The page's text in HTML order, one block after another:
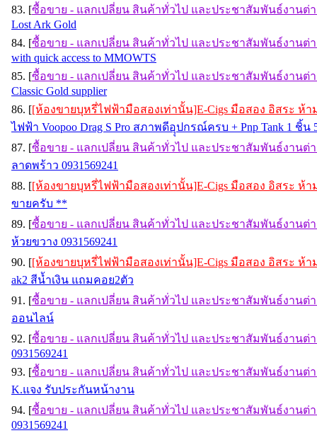
83. [ซื้อขาย - แลกเปลี่ยน สินค้าทั่วไป และประชาสัมพันธ์งานต่า
Lost Ark Gold
84. [ซื้อขาย - แลกเปลี่ยน สินค้าทั่วไป และประชาสัมพันธ์งานต่า
with quick access to MMOWTS
85. [ซื้อขาย - แลกเปลี่ยน สินค้าทั่วไป และประชาสัมพันธ์งานต่า
Classic Gold supplier
86. [[ห้องขายบุหรี่ไฟฟ้ามือสองเท่านั้น]E-Cigs มือสอง อิสระ ห้
ไฟฟ้า Voopoo Drag S Pro สภาพดีอุุปกรณ์ครบ + Pnp Tank 1 ชิ้
87. [ซื้อขาย - แลกเปลี่ยน สินค้าทั่วไป และประชาสัมพันธ์งานต่า
ลาดพร้าว 0931569241
88. [[ห้องขายบุหรี่ไฟฟ้ามือสองเท่านั้น]E-Cigs มือสอง อิสระ ห้
ขายครับ **
89. [ซื้อขาย - แลกเปลี่ยน สินค้าทั่วไป และประชาสัมพันธ์งานต่า
ห้วยขวาง 0931569241
90. [[ห้องขายบุหรี่ไฟฟ้ามือสองเท่านั้น]E-Cigs มือสอง อิสระ ห้
ak2 สีน้ำเงิน แถมคอย2ตัว
91. [ซื้อขาย - แลกเปลี่ยน สินค้าทั่วไป และประชาสัมพันธ์งานต่า
ออนไลน์
92. [ซื้อขาย - แลกเปลี่ยน สินค้าทั่วไป และประชาสัมพันธ์งานต่า
0931569241
93. [ซื้อขาย - แลกเปลี่ยน สินค้าทั่วไป และประชาสัมพันธ์งานต่า
K.แจง รับประกันหน้างาน
94. [ซื้อขาย - แลกเปลี่ยน สินค้าทั่วไป และประชาสัมพันธ์งานต่า
0931569241